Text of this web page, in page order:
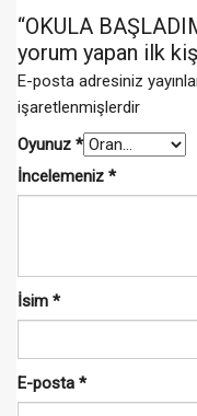
“OKULA
yorum yapan ilk
E-posta adresiniz
işaretlenmişlerdir
Oyunuz *
İncelemeniz *
İsim *
E-posta *